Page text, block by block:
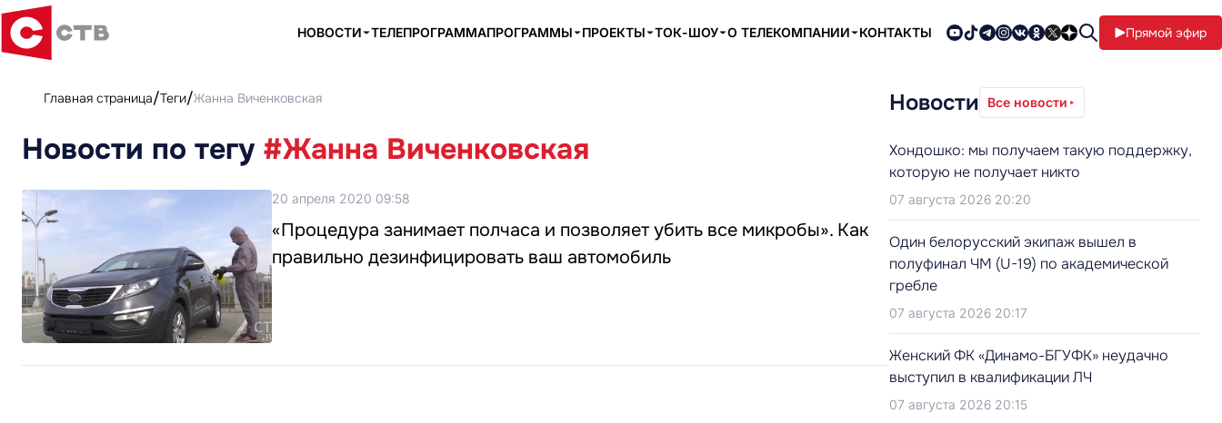
НОВОСТИ ТЕЛЕПРОГРАММАПРОГРАММЫ ПРОЕКТЫ ТОК-ШОУ О ТЕЛЕКОМПАНИИ КОНТАКТЫ Прямой эфир
Главная страница Теги Жанна Виченковская
Новости по тегу #Жанна Виченковская
20 апреля 2020 09:58
«Процедура занимает полчаса и позволяет убить все микробы». Как
правильно дезинфицировать ваш автомобиль
Новости Все новости
Хондошко: мы получаем такую поддержку,
которую не получает никто
07 августа 2026 20:20
Один белорусский экипаж вышел в
полуфинал ЧМ (U-19) по академической
гребле
07 августа 2026 20:17
Женский ФК «Динамо-БГУФК» неудачно
выступил в квалификации ЛЧ
07 августа 2026 20:15